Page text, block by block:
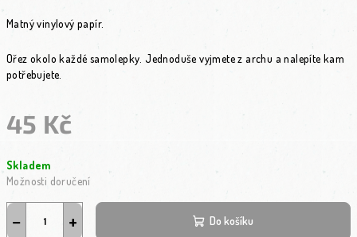
Matný vinylový papír.
Ořez okolo každé samolepky. Jednoduše vyjmete z archu a nalepíte kam
potřebujete.
45 Kč
Skladem
Možnosti doručení
+
− Do košíku